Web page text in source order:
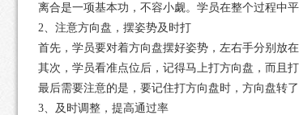
离合是一项基本功，不容小觑。学员在整个过程中
2、注意方向盘，摆姿势及时打
首先，学员要对着方向盘摆好姿势，左右手分别放
其次，学员看准点位后，记得马上打方向盘，而且
最后需要注意的是，要记住打方向盘时，方向盘转
3、及时调整，提高通过率